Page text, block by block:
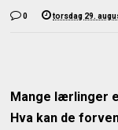
0 torsdag 29.
Mange lærlinger
Hva kan de